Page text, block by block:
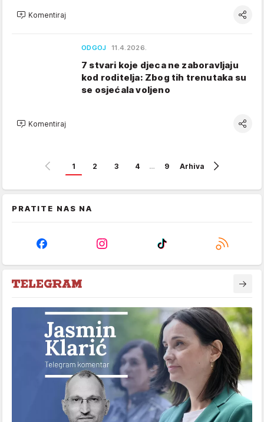
Komentiraj
ODGOJ 11.4.2026.
7 stvari koje djeca ne zaboravljaju
kod roditelja: Zbog tih trenutaka su
se osjećala voljeno
Komentiraj
1 2 3 4 … 9 Arhiva
PRATITE NAS NA